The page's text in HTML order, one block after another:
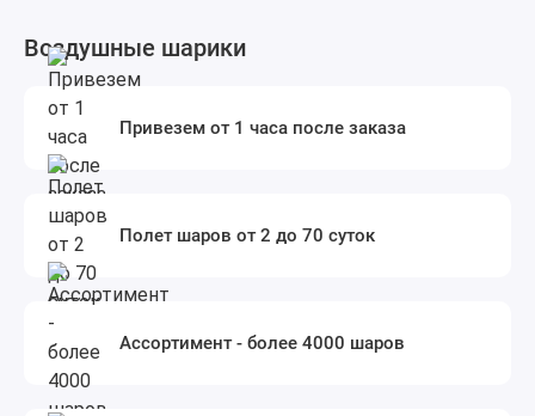
Воздушные шарики
Привезем от 1 часа после заказа
Полет шаров от 2 до 70 суток
Ассортимент - более 4000 шаров